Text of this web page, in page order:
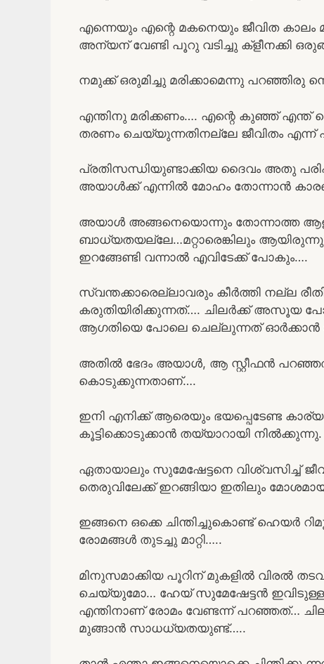
എന്നെയും എന്റെ മകനെയും ജീവിത
അന്യന് വേണ്ടി പൂറു വടിച്ചു ക്ളീനക്കി
നമുക്ക് ഒരുമിച്ചു മരിക്കാമെന്നു പറഞ്ഞിരു
എന്തിനു മരിക്കണം…. എന്റെ കുഞ്ഞ് എന്ത്
തരണം ചെയ്യുന്നതിനല്ലേ ജീവിതം എന്ന്
പ്രതിസന്ധിയുണ്ടാക്കിയ ദൈവം അതു
അയാൾക്ക്‌ എന്നിൽ മോഹം തോന്നാൻ
അയാൾ അങ്ങനെയൊന്നും തോന്നാത്ത
ബാധ്യതയല്ലേ…മറ്റാരെങ്കിലും ആയിരുന്നു
ഇറങ്ങേണ്ടി വന്നാൽ എവിടേക്ക് പോകും….
സ്വന്തക്കാരെല്ലാവരും കീർത്തി നല്ല
കരുതിയിരിക്കുന്നത്…. ചിലർക്ക് അസൂയ
ആഗതിയെ പോലെ ചെല്ലുന്നത് ഓർക്കാൻ
അതിൽ ഭേദം അയാൾ, ആ സ്റ്റീഫൻ
കൊടുക്കുന്നതാണ്….
ഇനി എനിക്ക് ആരെയും ഭയപ്പെടേണ്ട
കൂട്ടിക്കൊടുക്കാൻ തയ്യാറായി നിൽക്കുന്നു.
ഏതായാലും സുമേഷേട്ടനെ വിശ്വസിച്ച്
തെരുവിലേക്ക് ഇറങ്ങിയാ ഇതിലും
ഇങ്ങനെ ഒക്കെ ചിന്തിച്ചുകൊണ്ട് ഹെയർ
രോമങ്ങൾ തുടച്ചു മാറ്റി…..
മിനുസമാക്കിയ പൂറിന് മുകളിൽ വിരൽ
ചെയ്യുമോ… ഹേയ് സുമേഷേട്ടൻ
എന്തിനാണ് രോമം വേണ്ടന്ന് പറഞ്ഞത്…
മുങ്ങാൻ സാധധ്യതയുണ്ട്…..